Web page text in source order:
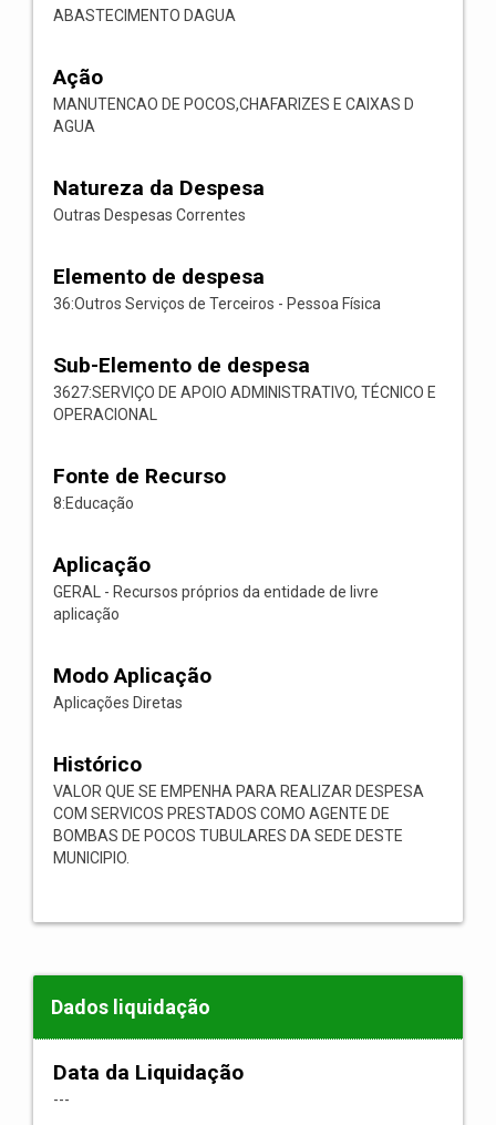
ABASTECIMENTO DAGUA
Ação
MANUTENCAO DE POCOS,CHAFARIZES E CAIXAS D
AGUA
Natureza da Despesa
Outras Despesas Correntes
Elemento de despesa
36:Outros Serviços de Terceiros - Pessoa Física
Sub-Elemento de despesa
3627:SERVIÇO DE APOIO ADMINISTRATIVO, TÉCNICO E
OPERACIONAL
Fonte de Recurso
8:Educação
Aplicação
GERAL - Recursos próprios da entidade de livre
aplicação
Modo Aplicação
Aplicações Diretas
Histórico
VALOR QUE SE EMPENHA PARA REALIZAR DESPESA
COM SERVICOS PRESTADOS COMO AGENTE DE
BOMBAS DE POCOS TUBULARES DA SEDE DESTE
MUNICIPIO.
Dados liquidação
Data da Liquidação
---